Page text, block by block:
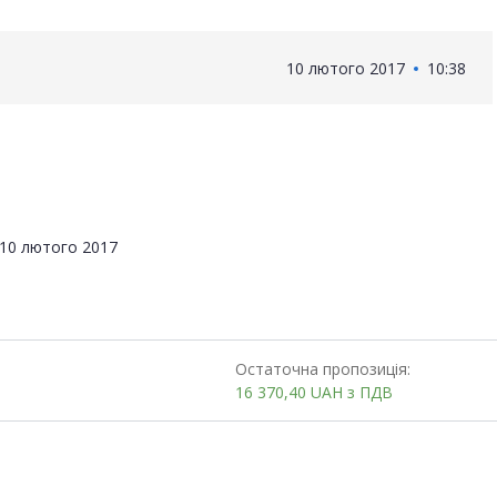
10 лютого 2017 10:38
10 лютого 2017
Остаточна пропозиція:
16 370,40 UAH з ПДВ